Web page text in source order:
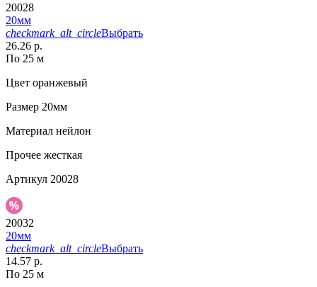
20028
20мм
checkmark_alt_circleВыбрать
26.26 р.
По 25 м
Цвет оранжевый
Размер 20мм
Материал нейлон
Прочее жесткая
Артикул 20028
20032
20мм
checkmark_alt_circleВыбрать
14.57 р.
По 25 м